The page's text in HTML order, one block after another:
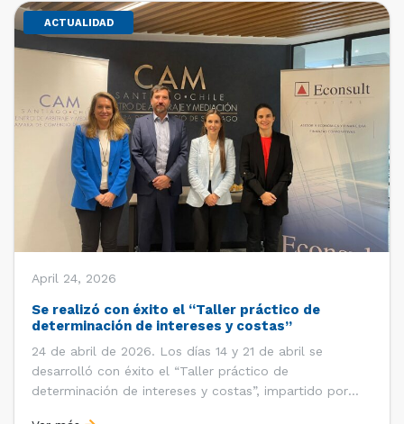
ACTUALIDAD
April 24, 2026
Se realizó con éxito el “Taller práctico de
determinación de intereses y costas”
24 de abril de 2026. Los días 14 y 21 de abril se
desarrolló con éxito el “Taller práctico de
determinación de intereses y costas”, impartido por